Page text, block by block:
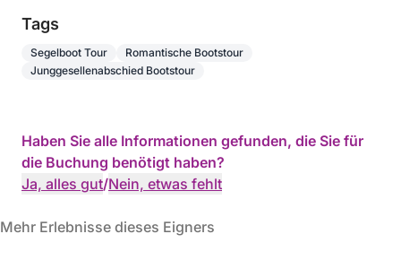
Tags
Segelboot Tour
Romantische Bootstour
Junggesellenabschied Bootstour
Haben Sie alle Informationen gefunden, die Sie für
die Buchung benötigt haben?
Ja, alles gut/Nein, etwas fehlt
Mehr Erlebnisse dieses Eigners